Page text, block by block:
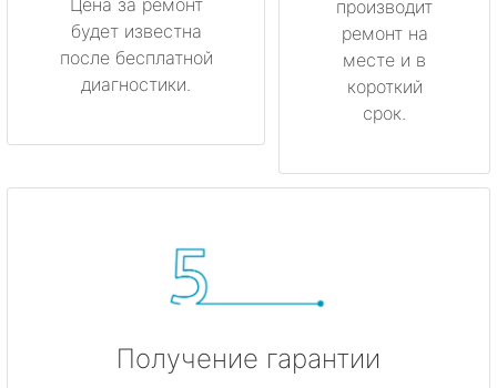
будет известна
после бесплатной
диагностики.
производит
ремонт на
месте и в
короткий
срок.
Получение гарантии